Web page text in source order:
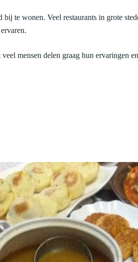
te wonen. Veel restaurants in grote
mensen delen graag hun ervaringen